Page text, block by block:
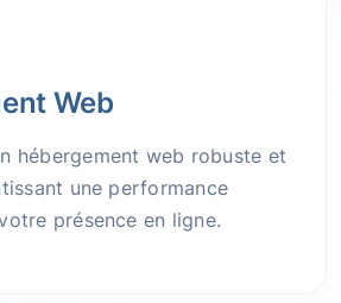
Web
hébergement web robuste et
une performance
présence en ligne.